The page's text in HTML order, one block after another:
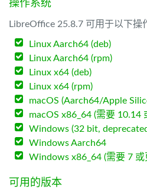
操作系统
LibreOffice 25.8.7 可用于以下操
Linux Aarch64 (deb)
Linux Aarch64 (rpm)
Linux x64 (deb)
Linux x64 (rpm)
macOS (Aarch64/Apple
macOS x86_64 (需要 10.14
Windows (32 bit,
Windows Aarch64
Windows x86_64 (需要 7 或
可用的版本